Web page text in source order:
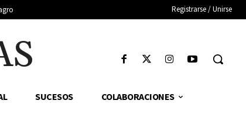
Registrarse / Unirse
SUCESOS COLABORACIONES